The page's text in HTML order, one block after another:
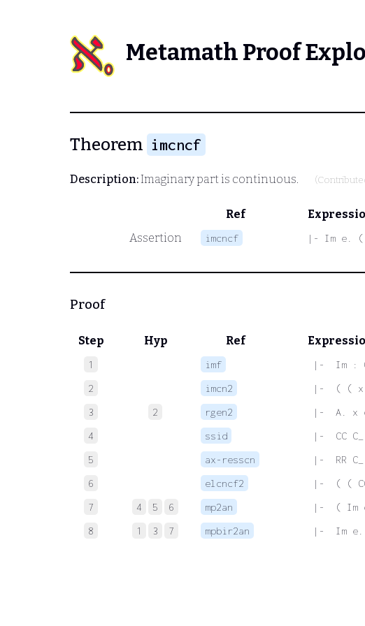
Metamath Proof
Theorem imcncf
Description:Imaginary part is continuous.
Ref
Assertion
imcncf |- Im e. (
Proof
Step Hyp Ref
1 imf
|-  Im :
2
imcn2
|-  ( ( x
3
2 rgen2
|-  A. x
4
ssid
|-  CC C_
5
ax-resscn
|-  RR C_
6
elcncf2
|-  ( (
7
4 5 6 mp2an
|-  ( Im
8
1 3 7 mpbir2an |-  Im e.